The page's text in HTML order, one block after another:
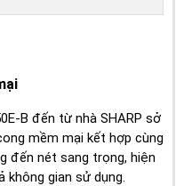
B đến từ nhà SHARP sở
mềm mại kết hợp cùng
đến nét sang trọng, hiện
gian sử dụng.